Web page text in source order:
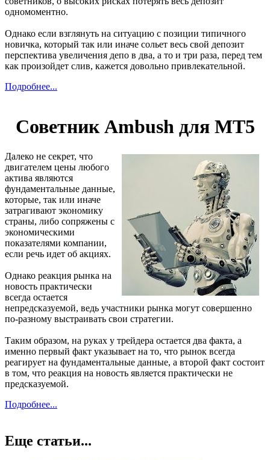
одномоментно.
Однако если взглянуть на ситуацию с позиции типичного
новичка, который так или иначе сольет весь свой депозит
перспектива увеличения депо в два, а то и три раза, перед тем
как произойдет слив, кажется довольно привлекательной.
Подробнее...
Советник Ambush для МТ5
Далеко не секрет, что
двигателем цены любого
актива являются
фундаментальные данные,
которые, так или иначе
затрагивают экономику
страны, либо сопряжены с
экономическими
показателями компании,
если речь идет об акциях.
Однако реакция рынка на
новость практически
всегда остается
непредсказуемой, ведь участники рынка могут совершенно
по-разному выстраивать свои стратегии.
Таким образом, на руках у трейдера остается два факта, а
именно первый факт указывает на то, что рынок всегда
реагирует на фундаментальные данные, а второй факт состоит
в том, что реакция на новость является практически не
предсказуемой.
Подробнее...
Еще статьи...